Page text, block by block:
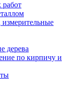
дерева
по кирпичу и